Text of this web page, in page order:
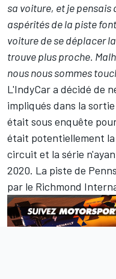
sa voiture, et je pensais
aspérités de la piste
voiture de se déplacer
trouve plus proche.
nous nous sommes
L'IndyCar a décidé de
impliqués dans la
était sous enquête
était potentiellement
circuit et la série
2020. La piste de
par le Richmond